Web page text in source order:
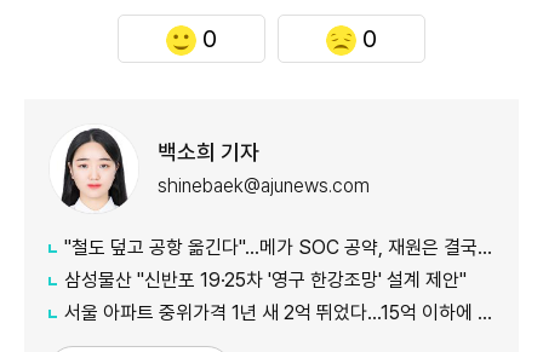
0 0
백소희 기자
shinebaek@ajunews.com
"철도 덮고 공항 옮긴다"…메가 SOC 공약, 재원은 결국 '땅'
삼성물산 "신반포 19·25차 '영구 한강조망' 설계 제안"
서울 아파트 중위가격 1년 새 2억 뛰었다…15억 이하에 실수요 몰려